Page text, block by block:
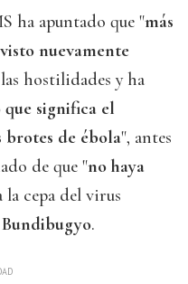
ha apuntado que "más
nuevamente
hostilidades y ha
que significa el
de ébola", antes
de que "no haya
la cepa del virus
Bundibugyo.